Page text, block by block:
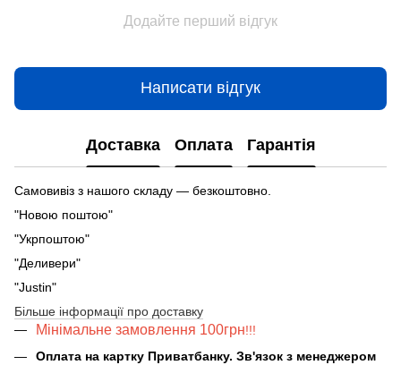
Додайте перший відгук
Написати відгук
Доставка Оплата Гарантія
Самовивіз з нашого складу — безкоштовно.
"Новою поштою"
"Укрпоштою"
"Деливери"
"Justin"
Більше інформації про доставку
Мінімальне замовлення 100грн!!!
Оплата на картку Приватбанку. Зв'язок з менеджером